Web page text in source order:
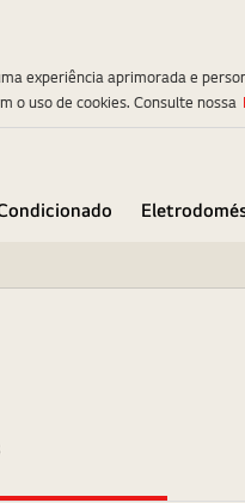
experiência aprimorada e
o uso de cookies. Consulte nossa